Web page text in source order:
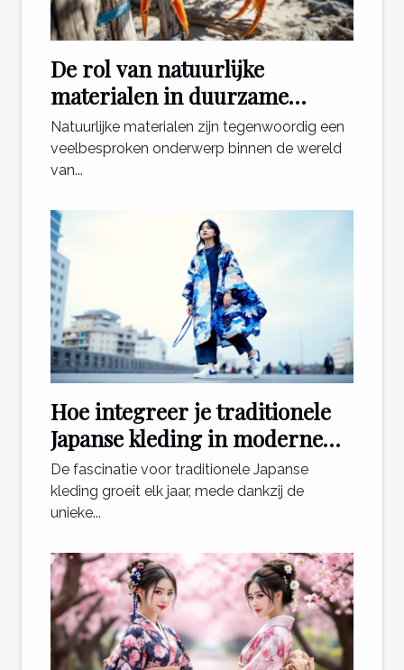
De rol van natuurlijke
materialen in duurzame
krabpalen
Natuurlijke materialen zijn tegenwoordig een
veelbesproken onderwerp binnen de wereld
van...
Hoe integreer je traditionele
Japanse kleding in moderne
outfits?
De fascinatie voor traditionele Japanse
kleding groeit elk jaar, mede dankzij de
unieke...